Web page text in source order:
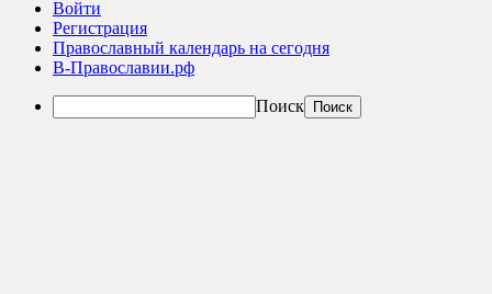
Войти
Регистрация
Православный календарь на сегодня
В-Православии.рф
Поиск